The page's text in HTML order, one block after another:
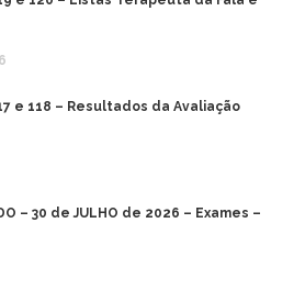
e 118 – Resultados da Avaliação
– 30 de JULHO de 2026 – Exames –